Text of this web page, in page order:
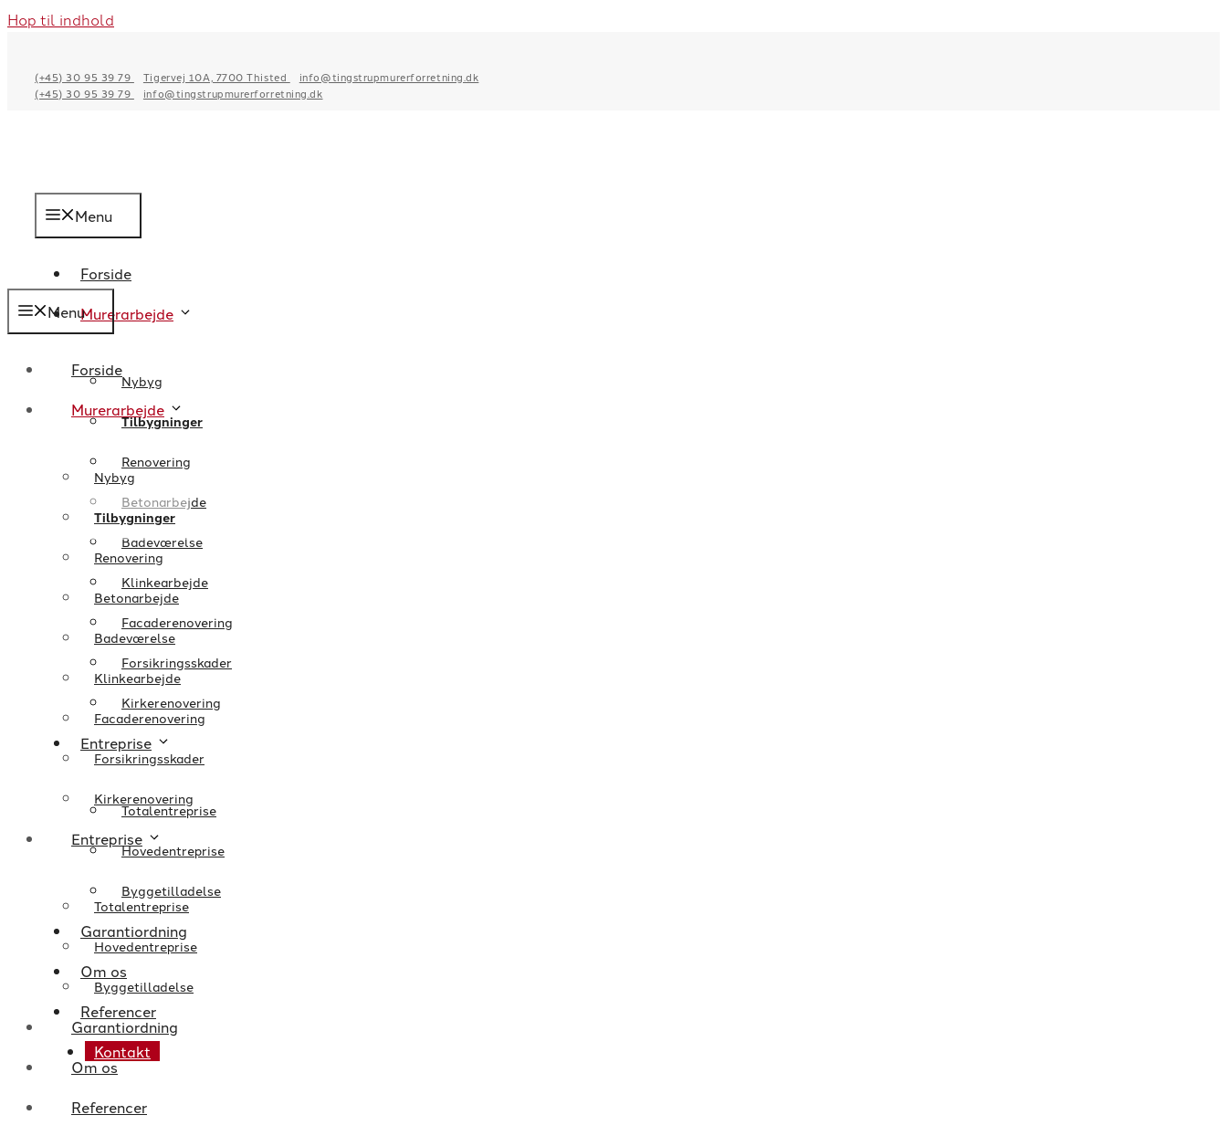
Hop til indhold
(+45) 30 95 39 79 Tigervej 10A, 7700 Thisted
info@tingstrupmurerforretning.dk
(+45) 30 95 39 79
info@tingstrupmurerforretning.dk
Menu
Forside
Murerarbejde
Nybyg
Tilbygninger
Renovering
Betonarbejde
Badeværelse
Klinkearbejde
Facaderenovering
Forsikringsskader
Kirkerenovering
Entreprise
Totalentreprise
Hovedentreprise
Byggetilladelse
Garantiordning
Om os
Referencer
Kontakt
Menu
Forside
Murerarbejde
Nybyg
Tilbygninger
Renovering
Betonarbejde
Badeværelse
Klinkearbejde
Facaderenovering
Forsikringsskader
Kirkerenovering
Entreprise
Totalentreprise
Hovedentreprise
Byggetilladelse
Garantiordning
Om os
Referencer